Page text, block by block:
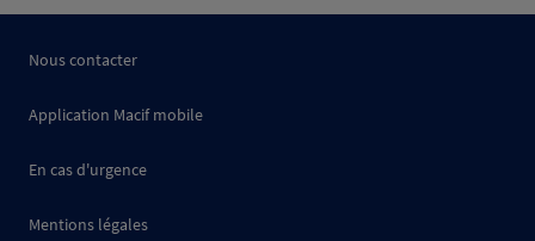
Nous contacter
Application Macif mobile
En cas d'urgence
Mentions légales